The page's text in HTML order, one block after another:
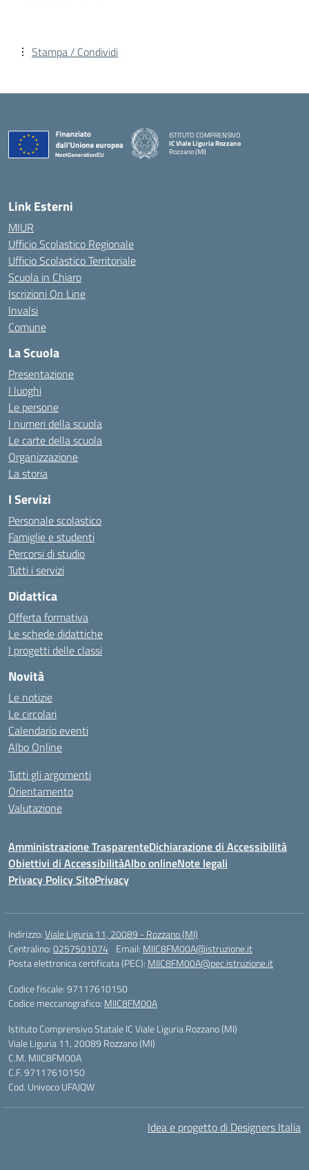
Stampa / Condividi
ISTITUTO COMPRENSIVO
IC Viale Liguria Rozzano
Rozzano (MI)
Link Esterni
MIUR
Ufficio Scolastico Regionale
Ufficio Scolastico Territoriale
Scuola in Chiaro
Iscrizioni On Line
Invalsi
Comune
La Scuola
Presentazione
I luoghi
Le persone
I numeri della scuola
Le carte della scuola
Organizzazione
La storia
I Servizi
Personale scolastico
Famiglie e studenti
Percorsi di studio
Tutti i servizi
Didattica
Offerta formativa
Le schede didattiche
I progetti delle classi
Novità
Le notizie
Le circolari
Calendario eventi
Albo Online
Tutti gli argomenti
Orientamento
Valutazione
Amministrazione TrasparenteDichiarazione di Accessibilità
Obiettivi di AccessibilitàAlbo onlineNote legali
Privacy Policy SitoPrivacy
Indirizzo:Viale Liguria 11, 20089 - Rozzano (MI)
Centralino:0257501074 Email: MIIC8FM00A@istruzione.it
Posta elettronica certificata (PEC): MIIC8FM00A@pec.istruzione.it
Codice fiscale: 97117610150
Codice meccanografico: MIIC8FM00A
Istituto Comprensivo Statale IC Viale Liguria Rozzano (MI)
Viale Liguria 11, 20089 Rozzano (MI)
C.M. MIIC8FM00A
C.F. 97117610150
Cod. Univoco UFAJQW
Idea e progetto di Designers Italia